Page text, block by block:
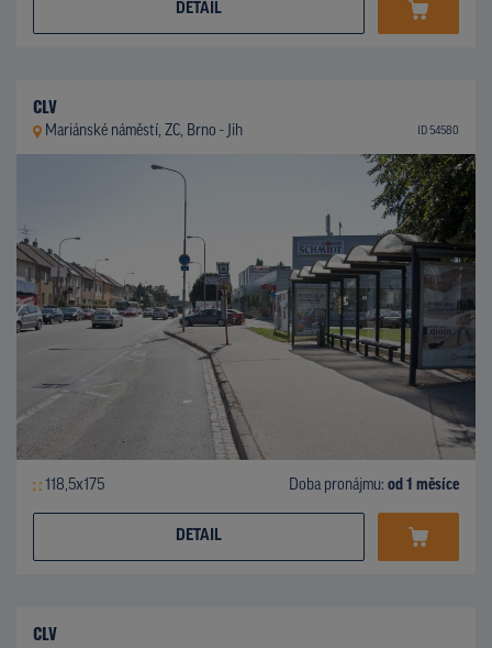
DETAIL
CLV
Mariánské náměstí, ZC, Brno - Jih ID 54580
118,5x175 Doba pronájmu: od 1 měsíce
DETAIL
CLV